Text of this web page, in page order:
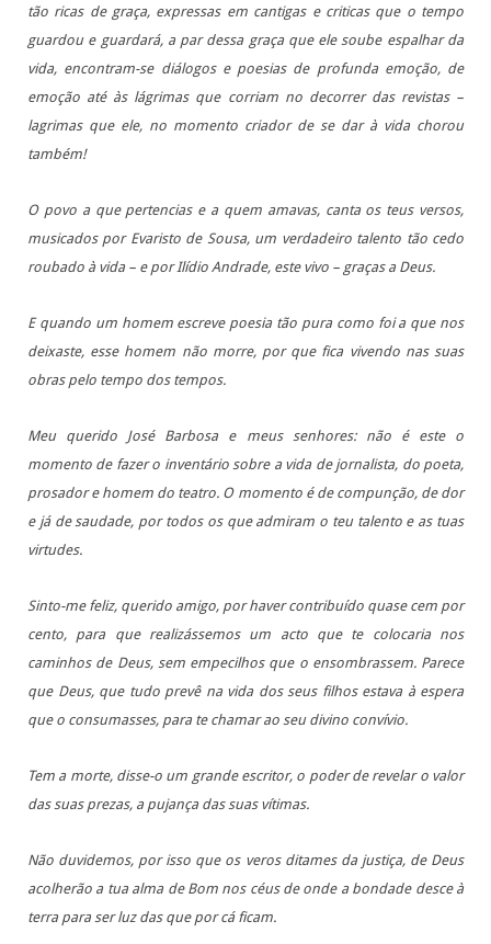
tão ricas de graça, expressas em cantigas e criticas que o tempo
guardou e guardará, a par dessa graça que ele soube espalhar da
vida, encontram-se diálogos e poesias de profunda emoção, de
emoção até às lágrimas que corriam no decorrer das revistas –
lagrimas que ele, no momento criador de se dar à vida chorou
também!
O povo a que pertencias e a quem amavas, canta os teus versos,
musicados por Evaristo de Sousa, um verdadeiro talento tão cedo
roubado à vida – e por Ilídio Andrade, este vivo – graças a Deus.
E quando um homem escreve poesia tão pura como foi a que nos
deixaste, esse homem não morre, por que fica vivendo nas suas
obras pelo tempo dos tempos.
Meu querido José Barbosa e meus senhores: não é este o
momento de fazer o inventário sobre a vida de jornalista, do poeta,
prosador e homem do teatro. O momento é de compunção, de dor
e já de saudade, por todos os que admiram o teu talento e as tuas
virtudes.
Sinto-me feliz, querido amigo, por haver contribuído quase cem por
cento, para que realizássemos um acto que te colocaria nos
caminhos de Deus, sem empecilhos que o ensombrassem. Parece
que Deus, que tudo prevê na vida dos seus filhos estava à espera
que o consumasses, para te chamar ao seu divino convívio.
Tem a morte, disse-o um grande escritor, o poder de revelar o valor
das suas prezas, a pujança das suas vítimas.
Não duvidemos, por isso que os veros ditames da justiça, de Deus
acolherão a tua alma de Bom nos céus de onde a bondade desce à
terra para ser luz das que por cá ficam.